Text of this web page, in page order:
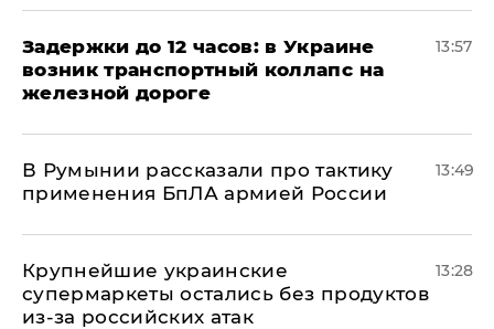
Задержки до 12 часов: в Украине
возник транспортный коллапс на
железной дороге
13:57
В Румынии рассказали про тактику
применения БпЛА армией России
13:49
Крупнейшие украинские
супермаркеты остались без продуктов
из-за российских атак
13:28